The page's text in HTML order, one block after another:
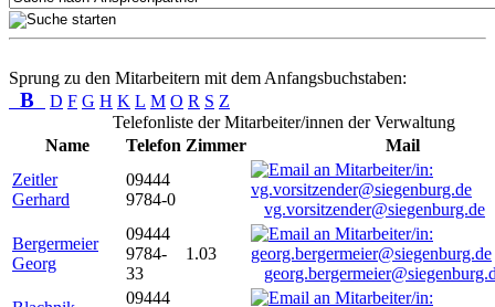
Sprung zu den Mitarbeitern mit dem Anfangsbuchstaben:
B D F G H K L M O R S Z
Telefonliste der Mitarbeiter/innen der Verwaltung
Name
Telefon Zimmer
Mail
Zeitler
Gerhard
09444
9784-0
vg.vorsitzender@siegenburg.de
Bergermeier
Georg
09444
9784-
33
1.03
09444